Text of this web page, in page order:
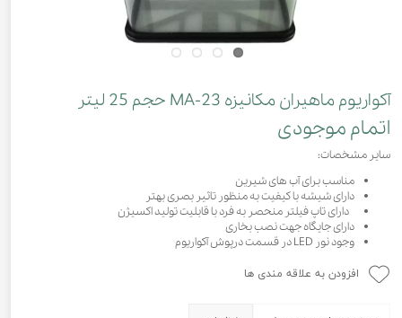
آکواریوم ماهیران مکانیزه MA-23 حجم 25 لیتر
اتمام موجودی
سایر مشخصات:
مناسب برای آب های شیرین
دارای شیشه با کیفیت به منظور تاثیر بصری بهتر
دارای تاپ فیلتر منحصر به فرد با قابلیت تولید اکسیژن
دارای جایگاه جهت نصب بخاری
وجود نور LED در قسمت درپوش آکواریوم
افزودن به علاقه مندی ها